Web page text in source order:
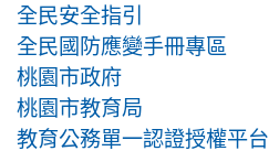
全民安全指引
全民國防應變手冊專區
桃園市政府
桃園市教育局
教育公務單一認證授權平台